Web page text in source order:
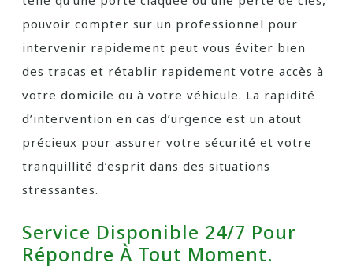
pouvoir compter sur un professionnel pour
intervenir rapidement peut vous éviter bien
des tracas et rétablir rapidement votre accès à
votre domicile ou à votre véhicule. La rapidité
d’intervention en cas d’urgence est un atout
précieux pour assurer votre sécurité et votre
tranquillité d’esprit dans des situations
stressantes.
Service Disponible 24/7 Pour
Répondre À Tout Moment.